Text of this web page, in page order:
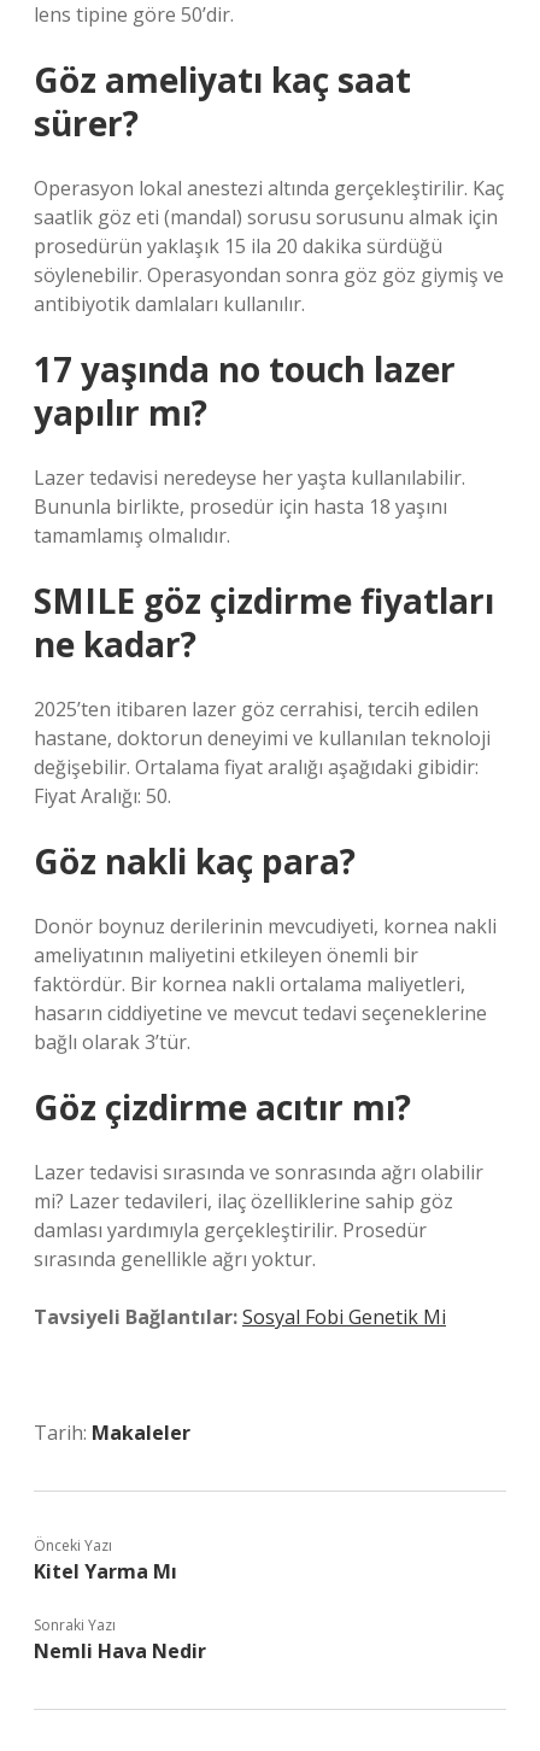
lens tipine göre 50’dir.
Göz ameliyatı kaç saat
sürer?
Operasyon lokal anestezi altında gerçekleştirilir. Kaç
saatlik göz eti (mandal) sorusu sorusunu almak için
prosedürün yaklaşık 15 ila 20 dakika sürdüğü
söylenebilir. Operasyondan sonra göz göz giymiş ve
antibiyotik damlaları kullanılır.
17 yaşında no touch lazer
yapılır mı?
Lazer tedavisi neredeyse her yaşta kullanılabilir.
Bununla birlikte, prosedür için hasta 18 yaşını
tamamlamış olmalıdır.
SMILE göz çizdirme fiyatları
ne kadar?
2025’ten itibaren lazer göz cerrahisi, tercih edilen
hastane, doktorun deneyimi ve kullanılan teknoloji
değişebilir. Ortalama fiyat aralığı aşağıdaki gibidir:
Fiyat Aralığı: 50.
Göz nakli kaç para?
Donör boynuz derilerinin mevcudiyeti, kornea nakli
ameliyatının maliyetini etkileyen önemli bir
faktördür. Bir kornea nakli ortalama maliyetleri,
hasarın ciddiyetine ve mevcut tedavi seçeneklerine
bağlı olarak 3’tür.
Göz çizdirme acıtır mı?
Lazer tedavisi sırasında ve sonrasında ağrı olabilir
mi? Lazer tedavileri, ilaç özelliklerine sahip göz
damlası yardımıyla gerçekleştirilir. Prosedür
sırasında genellikle ağrı yoktur.
Tavsiyeli Bağlantılar:Sosyal Fobi Genetik Mi
Tarih: Makaleler
Önceki Yazı
Kitel Yarma Mı
Sonraki Yazı
Nemli Hava Nedir